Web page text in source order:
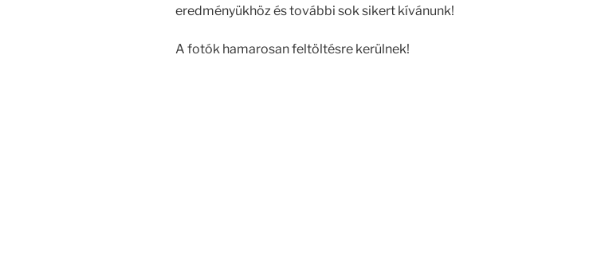
eredményükhöz és további sok sikert kívánunk!
A fotók hamarosan feltöltésre kerülnek!